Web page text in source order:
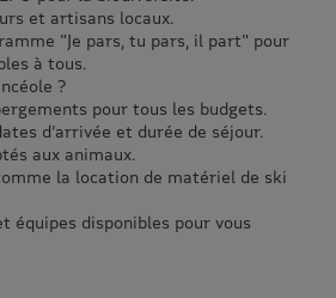
et artisans locaux.
"Je pars, tu pars, il part" pour
à tous.
?
pour tous les budgets.
d’arrivée et durée de séjour.
aux animaux.
la location de matériel de ski
équipes disponibles pour vous